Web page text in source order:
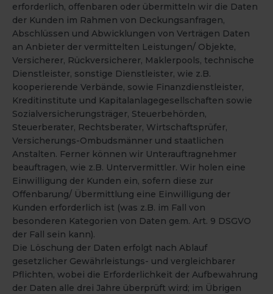
erforderlich, offenbaren oder übermitteln wir die Daten
der Kunden im Rahmen von Deckungsanfragen,
Abschlüssen und Abwicklungen von Verträgen Daten
an Anbieter der vermittelten Leistungen/ Objekte,
Versicherer, Rückversicherer, Maklerpools, technische
Dienstleister, sonstige Dienstleister, wie z.B.
kooperierende Verbände, sowie Finanzdienstleister,
Kreditinstitute und Kapitalanlagegesellschaften sowie
Sozialversicherungsträger, Steuerbehörden,
Steuerberater, Rechtsberater, Wirtschaftsprüfer,
Versicherungs-Ombudsmänner und staatlichen
Anstalten. Ferner können wir Unterauftragnehmer
beauftragen, wie z.B. Untervermittler. Wir holen eine
Einwilligung der Kunden ein, sofern diese zur
Offenbarung/ Übermittlung eine Einwilligung der
Kunden erforderlich ist (was z.B. im Fall von
besonderen Kategorien von Daten gem. Art. 9 DSGVO
der Fall sein kann).
Die Löschung der Daten erfolgt nach Ablauf
gesetzlicher Gewährleistungs- und vergleichbarer
Pflichten, wobei die Erforderlichkeit der Aufbewahrung
der Daten alle drei Jahre überprüft wird; im Übrigen